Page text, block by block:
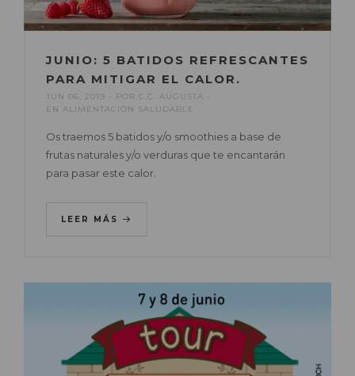
JUNIO: 5 BATIDOS REFRESCANTES
PARA MITIGAR EL CALOR.
JUN 06, 2019 POR C.C. AUGUSTA
EN ALIMENTACIÓN SALUDABLE
Os traemos 5 batidos y/o smoothies a base de
frutas naturales y/o verduras que te encantarán
para pasar este calor.
LEER MÁS